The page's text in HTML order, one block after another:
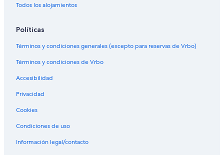
Todos los alojamientos
Políticas
Términos y condiciones generales (excepto para reservas de Vrbo)
Términos y condiciones de Vrbo
Accesibilidad
Privacidad
Cookies
Condiciones de uso
Información legal/contacto